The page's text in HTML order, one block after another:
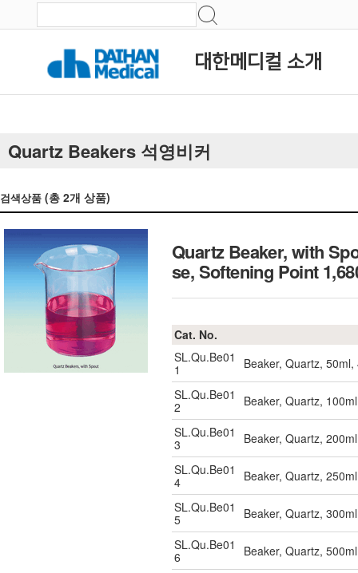
대한메디컬 소개
Quartz Beakers 석영비커
검색상품 (총 2개 상품)
Quartz Beaker, with
se, Softening Point
Cat. No.
SL.Qu.Be01
1
Beaker, Quartz,
SL.Qu.Be01
2
Beaker, Quartz,
SL.Qu.Be01
3
Beaker, Quartz,
SL.Qu.Be01
4
Beaker, Quartz,
SL.Qu.Be01
5
Beaker, Quartz,
SL.Qu.Be01
6
Beaker, Quartz,